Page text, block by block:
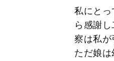
私にとっ
ら感謝
察は私が
ただ娘